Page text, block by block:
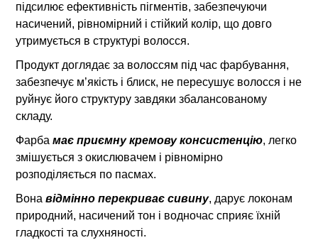
підсилює ефективність пігментів, забезпечуючи
насичений, рівномірний і стійкий колір, що довго
утримується в структурі волосся.
Продукт доглядає за волоссям під час фарбування,
забезпечує м’якість і блиск, не пересушує волосся і не
руйнує його структуру завдяки збалансованому
складу.
Фарбамає приємну кремову консистенцію, легко
змішується з окислювачем і рівномірно
розподіляється по пасмах.
Вонавідмінно перекриває сивину, дарує локонам
природний, насичений тон і водночас сприяє їхній
гладкості та слухняності.